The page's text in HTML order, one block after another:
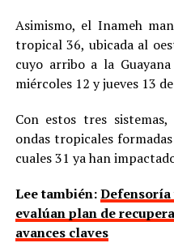
Asimismo, el Inameh
tropical 36, ubicada al
cuyo arribo a la
miércoles 12 y jueves 13
Con estos tres
ondas tropicales
cuales 31 ya han
Lee también:Defensoría
evalúan plan de
avances claves